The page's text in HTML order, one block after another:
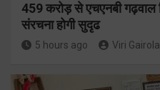
459 करोड़ से एचएनबी गढ़वाल
संरचना होगी सुदृढ
5 hours ago Viri Gairola